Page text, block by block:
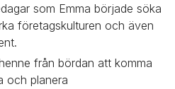
som Emma började söka
företagskulturen och även
från bördan att komma
och planera